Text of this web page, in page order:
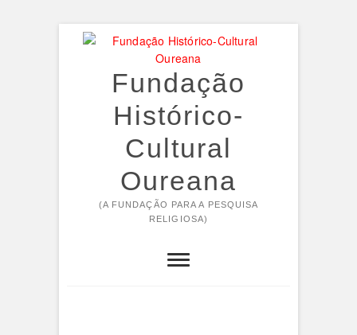
Fundação
Histórico-
Cultural
Oureana
(A FUNDAÇÃO PARA A PESQUISA
RELIGIOSA)